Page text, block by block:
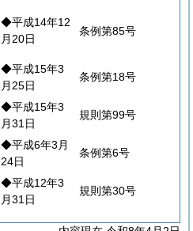
◆平成14年12
月20日
条例第85号
◆平成15年3
月25日
条例第18号
◆平成15年3
月31日
規則第99号
◆平成6年3月
24日
条例第6号
◆平成12年3
月31日
規則第30号